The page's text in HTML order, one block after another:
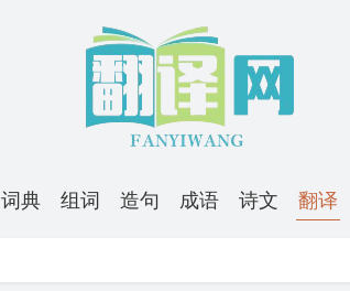
词典 组词 造句 成语 诗文 翻译